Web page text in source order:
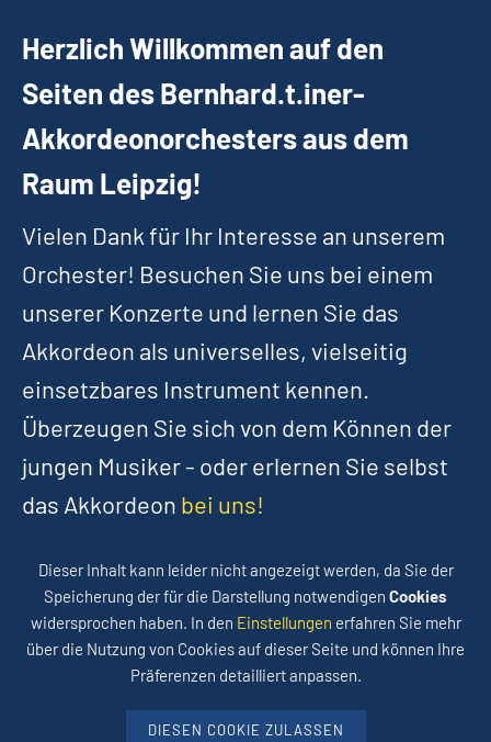
Herzlich Willkommen auf den
Seiten des Bernhard.t.iner-
Akkordeonorchesters aus dem
Raum Leipzig!
Vielen Dank für Ihr Interesse an unserem
Orchester! Besuchen Sie uns bei einem
unserer Konzerte und lernen Sie das
Akkordeon als universelles, vielseitig
einsetzbares Instrument kennen.
Überzeugen Sie sich von dem Können der
jungen Musiker - oder erlernen Sie selbst
das Akkordeon bei uns!
Dieser Inhalt kann leider nicht angezeigt werden, da Sie der
Speicherung der für die Darstellung notwendigen Cookies
widersprochen haben. In den Einstellungen erfahren Sie mehr
über die Nutzung von Cookies auf dieser Seite und können Ihre
Präferenzen detailliert anpassen.
DIESEN COOKIE ZULASSEN